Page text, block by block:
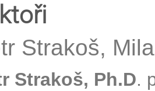
Strakoš,
Strakoš, Ph.D.